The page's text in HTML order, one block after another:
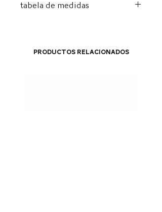
tabela de medidas
15cm 25cm 4cm 47cm
Productos relacionados